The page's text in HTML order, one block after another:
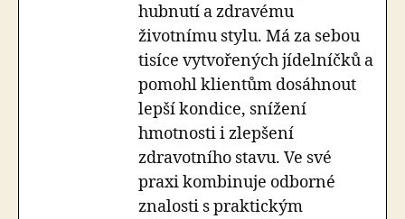
hubnutí a zdravému
životnímu stylu. Má za sebou
tisíce vytvořených jídelníčků a
pomohl klientům dosáhnout
lepší kondice, snížení
hmotnosti i zlepšení
zdravotního stavu. Ve své
praxi kombinuje odborné
znalosti s praktickým